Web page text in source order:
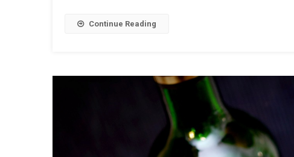
Continue Reading